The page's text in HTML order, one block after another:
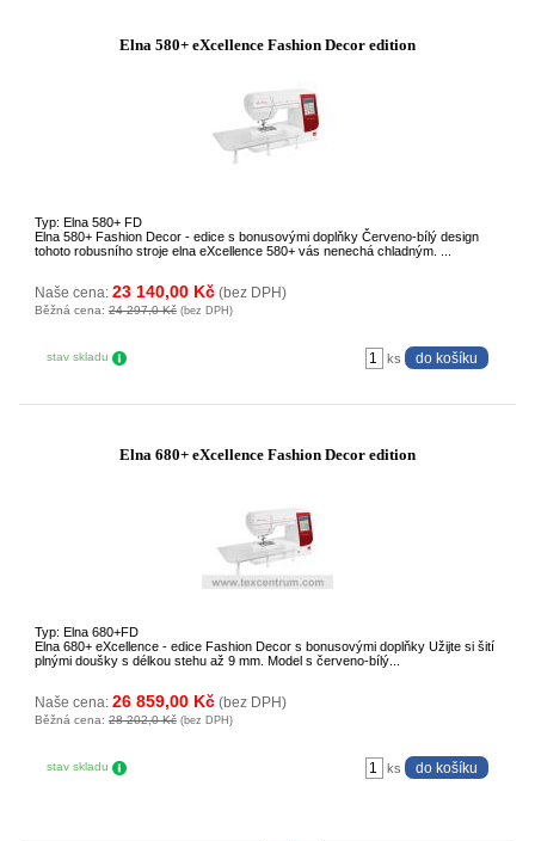
Elna 580+ eXcellence Fashion Decor edition
Typ: Elna 580+ FD
Elna 580+ Fashion Decor - edice s bonusovými doplňky Červeno-bílý design
tohoto robusního stroje elna eXcellence 580+ vás nenechá chladným. ...
Naše cena: 23 140,00 Kč (bez DPH)
Běžná cena: 24 297,0 Kč (bez DPH)
stav skladu ks
Elna 680+ eXcellence Fashion Decor edition
Typ: Elna 680+FD
Elna 680+ eXcellence - edice Fashion Decor s bonusovými doplňky Užijte si šití
plnými doušky s délkou stehu až 9 mm. Model s červeno-bílý...
Naše cena: 26 859,00 Kč (bez DPH)
Běžná cena: 28 202,0 Kč (bez DPH)
stav skladu ks